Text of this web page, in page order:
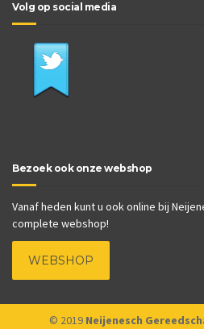
Volg op social media
Bezoek ook onze webshop
Vanaf heden kunt u ook online bij
complete webshop!
WEBSHOP
© 2019 Neijenesch